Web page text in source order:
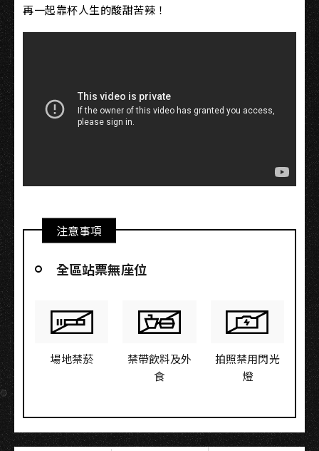
再一起靠杯人生的酸甜苦辣！
注意事項
全區站票無座位
場地禁菸
禁帶飲料及外
食
拍照禁用閃光
燈